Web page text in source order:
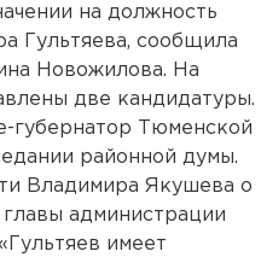
на должность
Гультяева, сообщила
Новожилова. На
две кандидатуры.
губернатор Тюменской
районной думы.
Владимира Якушева о
администрации
имеет